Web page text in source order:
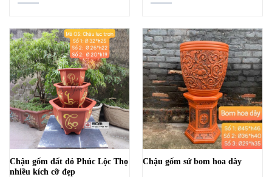
Chậu gốm đất đỏ Phúc Lộc Thọ
nhiều kích cỡ đẹp
Chậu gốm sứ bom hoa dây